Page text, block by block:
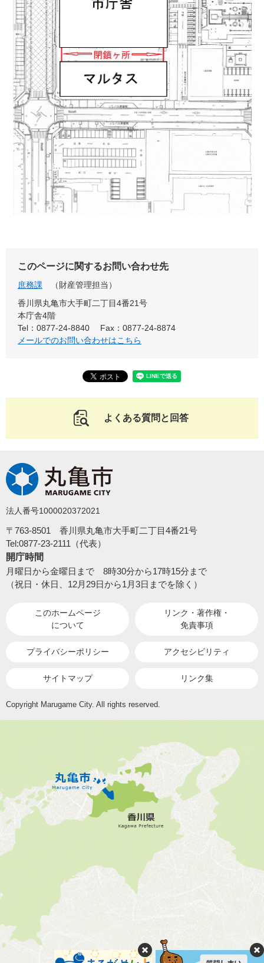
このページに関するお問い合わせ先
庶務課
財産管理担当
香川県丸亀市大手町二丁目4番21号
本庁舎4階
Tel：0877-24-8840
Fax：0877-24-8874
メールでのお問い合わせはこちら
よくある質問と回答
法人番号1000020372021
〒763-8501 香川県丸亀市大手町二丁目4番21号
Tel:0877-23-2111（代表）
開庁時間
月曜日から金曜日まで 8時30分から17時15分まで
（祝日・休日、12月29日から1月3日までを除く）
このホームページ
について
リンク・著作権・
免責事項
プライバシーポリシー アクセシビリティ
サイトマップ リンク集
Copyright Marugame City. All rights reserved.